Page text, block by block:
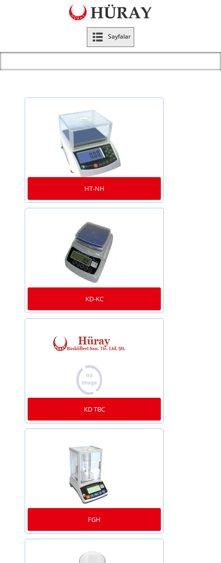
Sayfalar
HT-NH
KD-KC
KD TBC
FGH